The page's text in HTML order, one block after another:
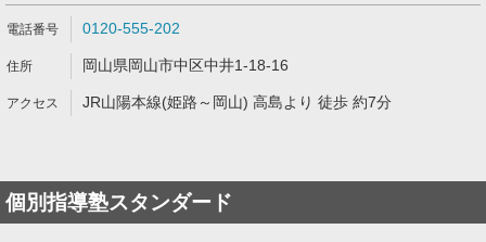
0120-555-202
岡山県岡山市中区中井1-18-16
JR山陽本線(姫路～岡山) 高島より 徒歩 約7分
個別指導塾スタンダード